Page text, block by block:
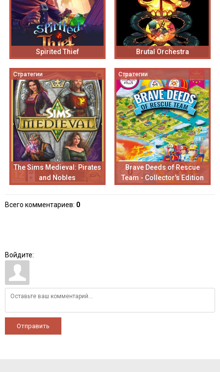
Spirited Thief Brutal Orchestra
Стратегии
The Sims Medieval: Pirates
and Nobles
Стратегии
Brave Deeds of Rescue
Team - Collector's Edition
Всего комментариев: 0
Войдите:
Отправить